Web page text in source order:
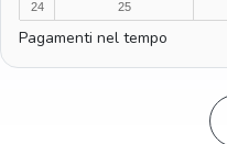
24
25
Pagamenti nel tempo